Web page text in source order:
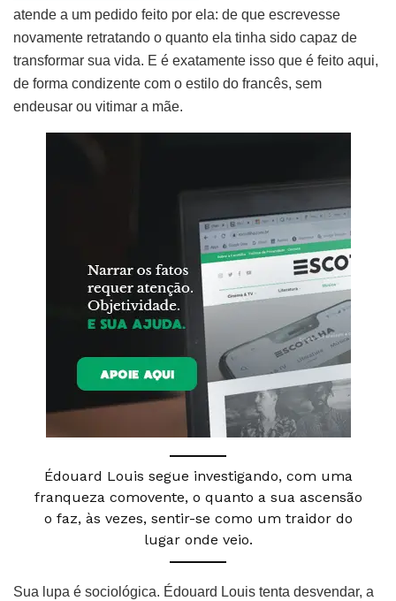
atende a um pedido feito por ela: de que escrevesse
novamente retratando o quanto ela tinha sido capaz de
transformar sua vida. E é exatamente isso que é feito aqui,
de forma condizente com o estilo do francês, sem
endeusar ou vitimar a mãe.
Édouard Louis segue investigando, com uma
franqueza comovente, o quanto a sua ascensão
o faz, às vezes, sentir-se como um traidor do
lugar onde veio.
Sua lupa é sociológica. Édouard Louis tenta desvendar, a